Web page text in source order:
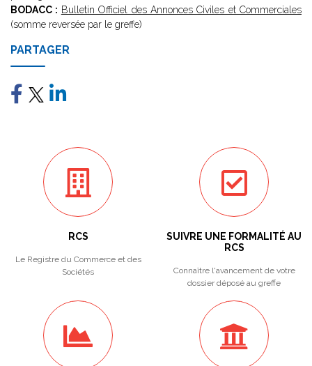
BODACC : Bulletin Officiel des Annonces Civiles et Commerciales
(somme reversée par le greffe)
PARTAGER
RCS
Le Registre du Commerce et des
Sociétés
SUIVRE UNE FORMALITÉ AU
RCS
Connaître l'avancement de votre
dossier déposé au greffe